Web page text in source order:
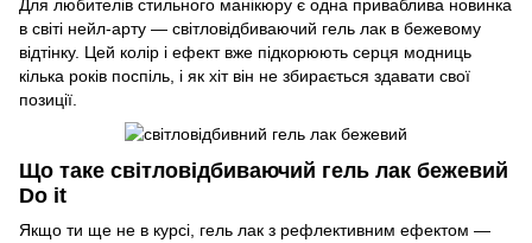
Для любителів стильного манікюру є одна приваблива новинка
в світі нейл-арту — світловідбиваючий гель лак в бежевому
відтінку. Цей колір і ефект вже підкорюють серця модниць
кілька років поспіль, і як хіт він не збирається здавати свої
позиції.
Що таке світловідбиваючий гель лак бежевий
Do it
Якщо ти ще не в курсі, гель лак з рефлективним ефектом —